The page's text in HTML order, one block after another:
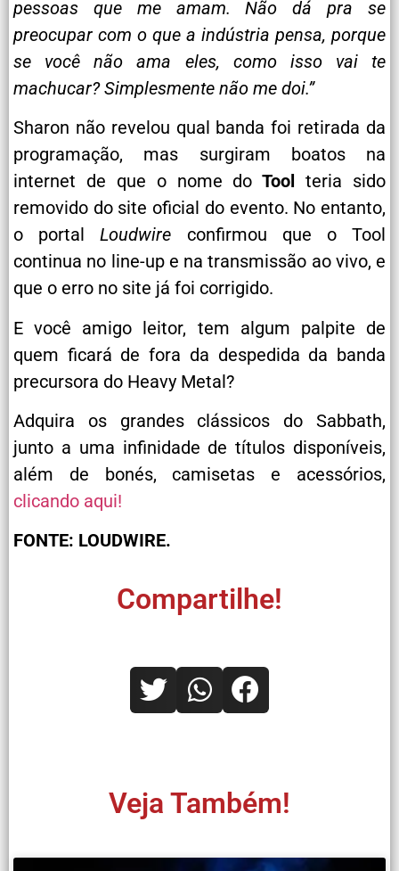
pessoas que me amam. Não dá pra se
preocupar com o que a indústria pensa, porque
se você não ama eles, como isso vai te
machucar? Simplesmente não me doi.”
Sharon não revelou qual banda foi retirada da
programação, mas surgiram boatos na
internet de que o nome do Tool teria sido
removido do site oficial do evento. No entanto,
o portalLoudwire confirmou que o Tool
continua no line-up e na transmissão ao vivo, e
que o erro no site já foi corrigido.
E você amigo leitor, tem algum palpite de
quem ficará de fora da despedida da banda
precursora do Heavy Metal?
Adquira os grandes clássicos do Sabbath,
junto a uma infinidade de títulos disponíveis,
além de bonés, camisetas e acessórios,
clicando aqui!
FONTE: LOUDWIRE.
Compartilhe!
Veja Também!